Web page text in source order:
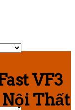
VF3
Nội Thất